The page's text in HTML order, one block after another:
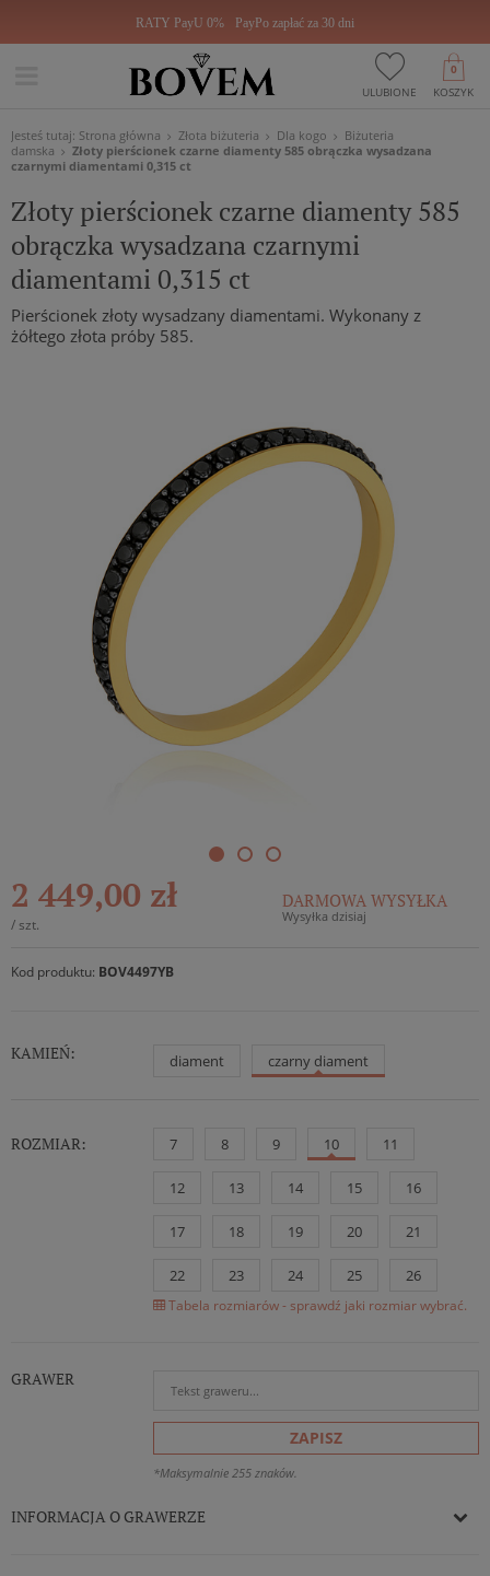
RATY PayU 0% PayPo zapłać za 30 dni
ULUBIONE KOSZYK
0
Jesteś tutaj: Strona główna Złota biżuteria Dla kogo
Biżuteria
damska
Złoty pierścionek czarne diamenty 585 obrączka wysadzana
czarnymi diamentami 0,315 ct
Złoty pierścionek czarne diamenty 585
obrączka wysadzana czarnymi
diamentami 0,315 ct
Pierścionek złoty wysadzany diamentami. Wykonany z
żółtego złota próby 585.
2 449,00 zł
/ szt.
DARMOWA WYSYŁKA
Wysyłka dzisiaj
Kod produktu: BOV4497YB
KAMIEŃ: diament czarny diament
ROZMIAR: 7 8 9 10 11
12 13 14 15 16
17 18 19 20 21
22 23 24 25 26
Tabela rozmiarów - sprawdź jaki rozmiar wybrać.
GRAWER
ZAPISZ
*Maksymalnie 255 znaków.
INFORMACJA O GRAWERZE